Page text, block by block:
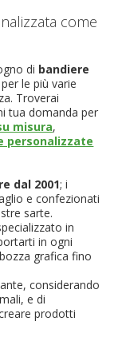
come
di bandiere
le più varie
Troverai
tua domanda per
misura,
personalizzate
dal 2001; i
e confezionati
sarte.
in
in ogni
grafica fino
considerando
e di
prodotti